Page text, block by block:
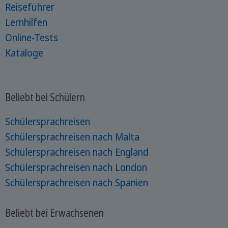
Reiseführer
Lernhilfen
Online-Tests
Kataloge
Beliebt bei Schülern
Schülersprachreisen
Schülersprachreisen nach Malta
Schülersprachreisen nach England
Schülersprachreisen nach London
Schülersprachreisen nach Spanien
Beliebt bei Erwachsenen